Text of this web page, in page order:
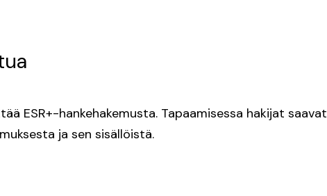
ESR+-hankehakemusta. Tapaamisessa hakijat saavat
ja sen sisällöistä.